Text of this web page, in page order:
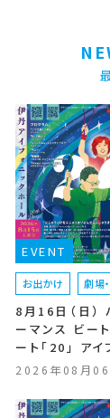
EVENT
お出かけ 劇場
8月16日（日）
ーマンス ビー
ート「20」 ア
2026年08月06